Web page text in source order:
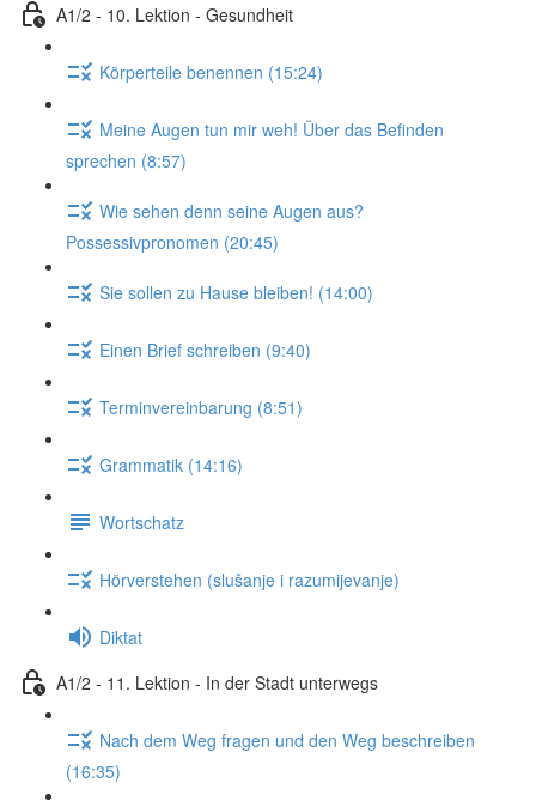
A1/2 - 10. Lektion - Gesundheit
Körperteile benennen (15:24)
Meine Augen tun mir weh! Über das Befinden
sprechen (8:57)
Wie sehen denn seine Augen aus?
Possessivpronomen (20:45)
Sie sollen zu Hause bleiben! (14:00)
Einen Brief schreiben (9:40)
Terminvereinbarung (8:51)
Grammatik (14:16)
Wortschatz
Hörverstehen (slušanje i razumijevanje)
Diktat
A1/2 - 11. Lektion - In der Stadt unterwegs
Nach dem Weg fragen und den Weg beschreiben
(16:35)